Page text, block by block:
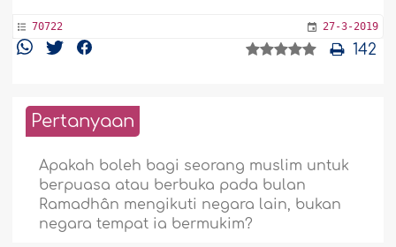
70722 27-3-2019
142
Pertanyaan
Apakah boleh bagi seorang muslim untuk
berpuasa atau berbuka pada bulan
Ramadhân mengikuti negara lain, bukan
negara tempat ia bermukim?